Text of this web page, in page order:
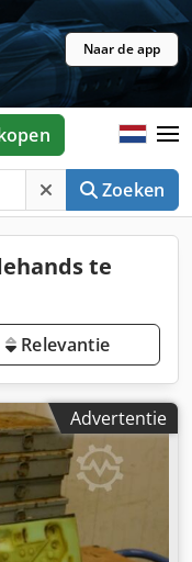
Naar de app
Zoeken
te
Relevantie
Advertentie